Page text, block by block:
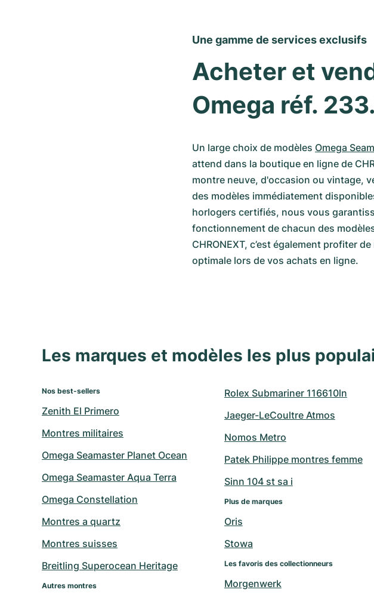
Une gamme de services exclusifs
Acheter et
Omega réf.
Un large choix de modèles Omega
attend dans la boutique en ligne de
montre neuve, d'occasion ou vintage,
des modèles immédiatement
horlogers certifiés, nous vous
fonctionnement de chacun des
CHRONEXT, c’est également profiter
optimale lors de vos achats en ligne.
Les marques et modèles les plus
Nos best-sellers
Zenith El Primero
Montres militaires
Omega Seamaster Planet Ocean
Omega Seamaster Aqua Terra
Omega Constellation
Montres a quartz
Montres suisses
Breitling Superocean Heritage
Autres montres
Rolex Submariner 116610ln
Jaeger-LeCoultre Atmos
Nomos Metro
Patek Philippe montres femme
Sinn 104 st sa i
Plus de marques
Oris
Stowa
Les favoris des collectionneurs
Morgenwerk